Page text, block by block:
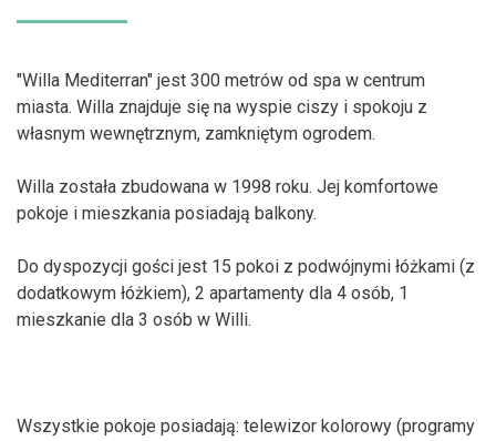
"Willa Mediterran" jest 300 metrów od spa w centrum
miasta. Willa znajduje się na wyspie ciszy i spokoju z
własnym wewnętrznym, zamkniętym ogrodem.
Willa została zbudowana w 1998 roku. Jej komfortowe
pokoje i mieszkania posiadają balkony.
Do dyspozycji gości jest 15 pokoi z podwójnymi łóżkami (z
dodatkowym łóżkiem), 2 apartamenty dla 4 osób, 1
mieszkanie dla 3 osób w Willi.
Wszystkie pokoje posiadają: telewizor kolorowy (programy